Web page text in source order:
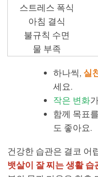
스트레스 폭식
아침 결식
불규칙 수면
물 부족
하나씩, 실
세요.
작은 변화
함께 목표
도 좋아요.
건강한 습관은 결코 어
뱃살이 잘 찌는 생활 습